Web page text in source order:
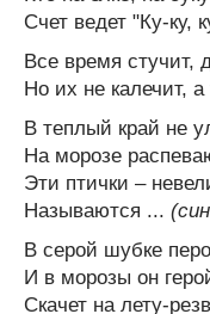
Счет ведет "Ку-ку,
Все время стучит,
Но их не калечит, а
В теплый край не
На морозе
Эти птички –
Называются ...
В серой шубке
И в морозы он
Скачет на лету-